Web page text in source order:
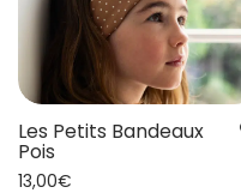
Les Petits Bandeaux
Pois
13,00€